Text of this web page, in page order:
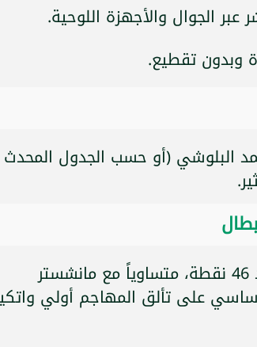
البلوشي (أو حسب الجدول المحدث
يدخل أستون فيلا اللقاء وهو في المركز الثالث برصيد 46 نقطة، متساوياً مع مانشستر
على تألق المهاجم أولي